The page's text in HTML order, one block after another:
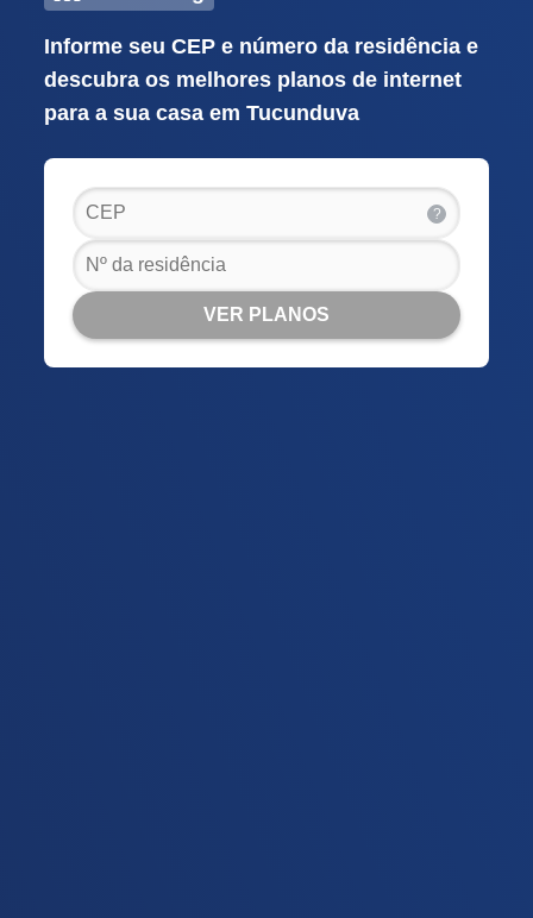
Informe seu CEP e número da residência e
descubra os melhores planos de internet
para a sua casa em Tucunduva
?
VER PLANOS